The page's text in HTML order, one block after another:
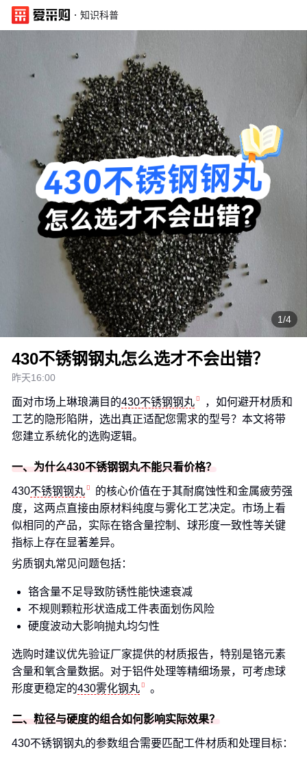
· 知识科普
1/4
430不锈钢钢丸怎么选才不会出错？
昨天16:00
面对市场上琳琅满目的430不锈钢钢丸
，如何避开材质和
工艺的隐形陷阱，选出真正适配您需求的型号？本文将带
您建立系统化的选购逻辑。
一、为什么430不锈钢钢丸不能只看价格？
430不锈钢钢丸
的核心价值在于其耐腐蚀性和金属疲劳强
度，这两点直接由原材料纯度与雾化工艺决定。市场上看
似相同的产品，实际在铬含量控制、球形度一致性等关键
指标上存在显著差异。
劣质钢丸常见问题包括：
铬含量不足导致防锈性能快速衰减
不规则颗粒形状造成工件表面划伤风险
硬度波动大影响抛丸均匀性
选购时建议优先验证厂家提供的材质报告，特别是铬元素
含量和氧含量数据。对于铝件处理等精细场景，可考虑球
形度更稳定的430雾化钢丸 。
二、粒径与硬度的组合如何影响实际效果？
430不锈钢钢丸的参数组合需要匹配工件材质和处理目标：